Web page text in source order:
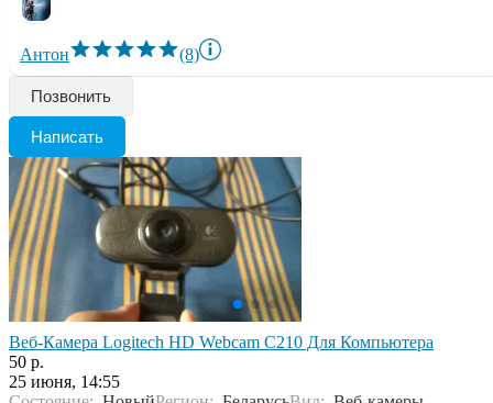
Антон (8)
Позвонить
Написать
Веб-Камера Logitech HD Webcam C210 Для Компьютера
50 р.
25 июня, 14:55